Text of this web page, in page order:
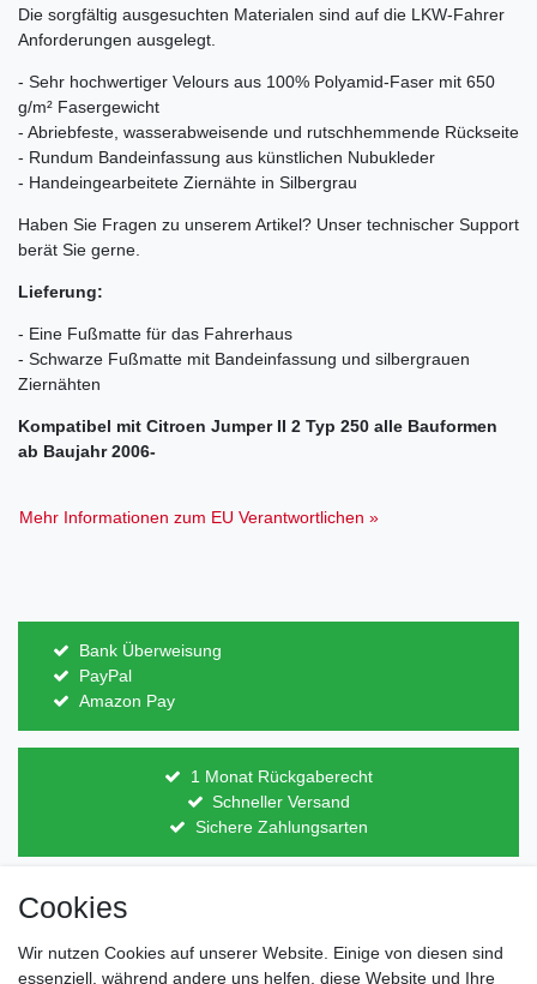
Die sorgfältig ausgesuchten Materialen sind auf die LKW-Fahrer
Anforderungen ausgelegt.
- Sehr hochwertiger Velours aus 100% Polyamid-Faser mit 650
g/m² Fasergewicht
- Abriebfeste, wasserabweisende und rutschhemmende Rückseite
- Rundum Bandeinfassung aus künstlichen Nubukleder
- Handeingearbeitete Ziernähte in Silbergrau
Haben Sie Fragen zu unserem Artikel? Unser technischer Support
berät Sie gerne.
Lieferung:
- Eine Fußmatte für das Fahrerhaus
- Schwarze Fußmatte mit Bandeinfassung und silbergrauen
Ziernähten
Kompatibel mit Citroen Jumper II 2 Typ 250 alle Bauformen
ab Baujahr 2006-
Mehr Informationen zum EU Verantwortlichen »
Bank Überweisung
PayPal
Amazon Pay
1 Monat Rückgaberecht
Schneller Versand
Sichere Zahlungsarten
Direkt vom Hersteller
Lagerware
Cookies
Wir nutzen Cookies auf unserer Website. Einige von diesen sind
essenziell, während andere uns helfen, diese Website und Ihre